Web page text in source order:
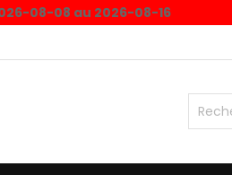
08-08 au 2026-08-16